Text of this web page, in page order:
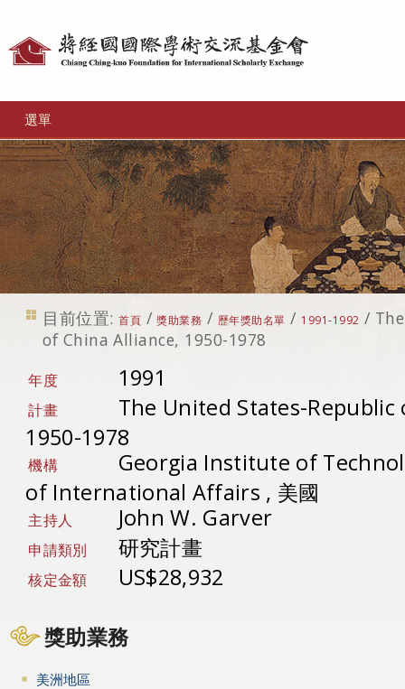
選單
目前位置: 首頁 /獎助業務 / 歷年獎助名單 / 1991-1992 /
of China Alliance, 1950-1978
年度 1991
計畫
The United States-Republic
1950-1978
機構
Georgia Institute of
of International Affairs , 美國
主持人 John W. Garver
申請類別 研究計畫
核定金額 US$28,932
獎助業務
美洲地區